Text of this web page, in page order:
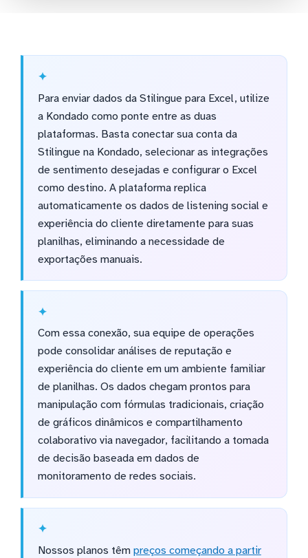
Para enviar dados da Stilingue para Excel, utilize
a Kondado como ponte entre as duas
plataformas. Basta conectar sua conta da
Stilingue na Kondado, selecionar as integrações
de sentimento desejadas e configurar o Excel
como destino. A plataforma replica
automaticamente os dados de listening social e
experiência do cliente diretamente para suas
planilhas, eliminando a necessidade de
exportações manuais.
Com essa conexão, sua equipe de operações
pode consolidar análises de reputação e
experiência do cliente em um ambiente familiar
de planilhas. Os dados chegam prontos para
manipulação com fórmulas tradicionais, criação
de gráficos dinâmicos e compartilhamento
colaborativo via navegador, facilitando a tomada
de decisão baseada em dados de
monitoramento de redes sociais.
Nossos planos têm preços começando a partir